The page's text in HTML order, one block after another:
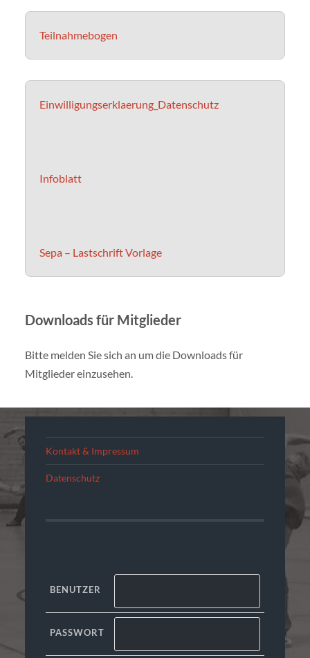
Teilnahmebogen
Einwilligungserklaerung_Datenschutz
Infoblatt
Sepa – Lastschrift Vorlage
Downloads für Mitglieder
Bitte melden Sie sich an um die Downloads für
Mitglieder einzusehen.
Kontakt & Impressum
Datenschutz
BENUTZER
PASSWORT